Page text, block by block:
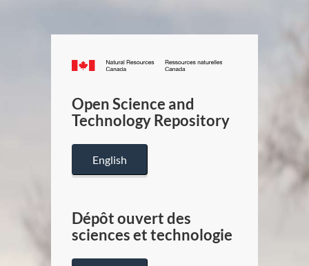
Canada.ca
/
Canada
Open Science and
Technology Repository
English
Dépôt ouvert des
sciences et technologie